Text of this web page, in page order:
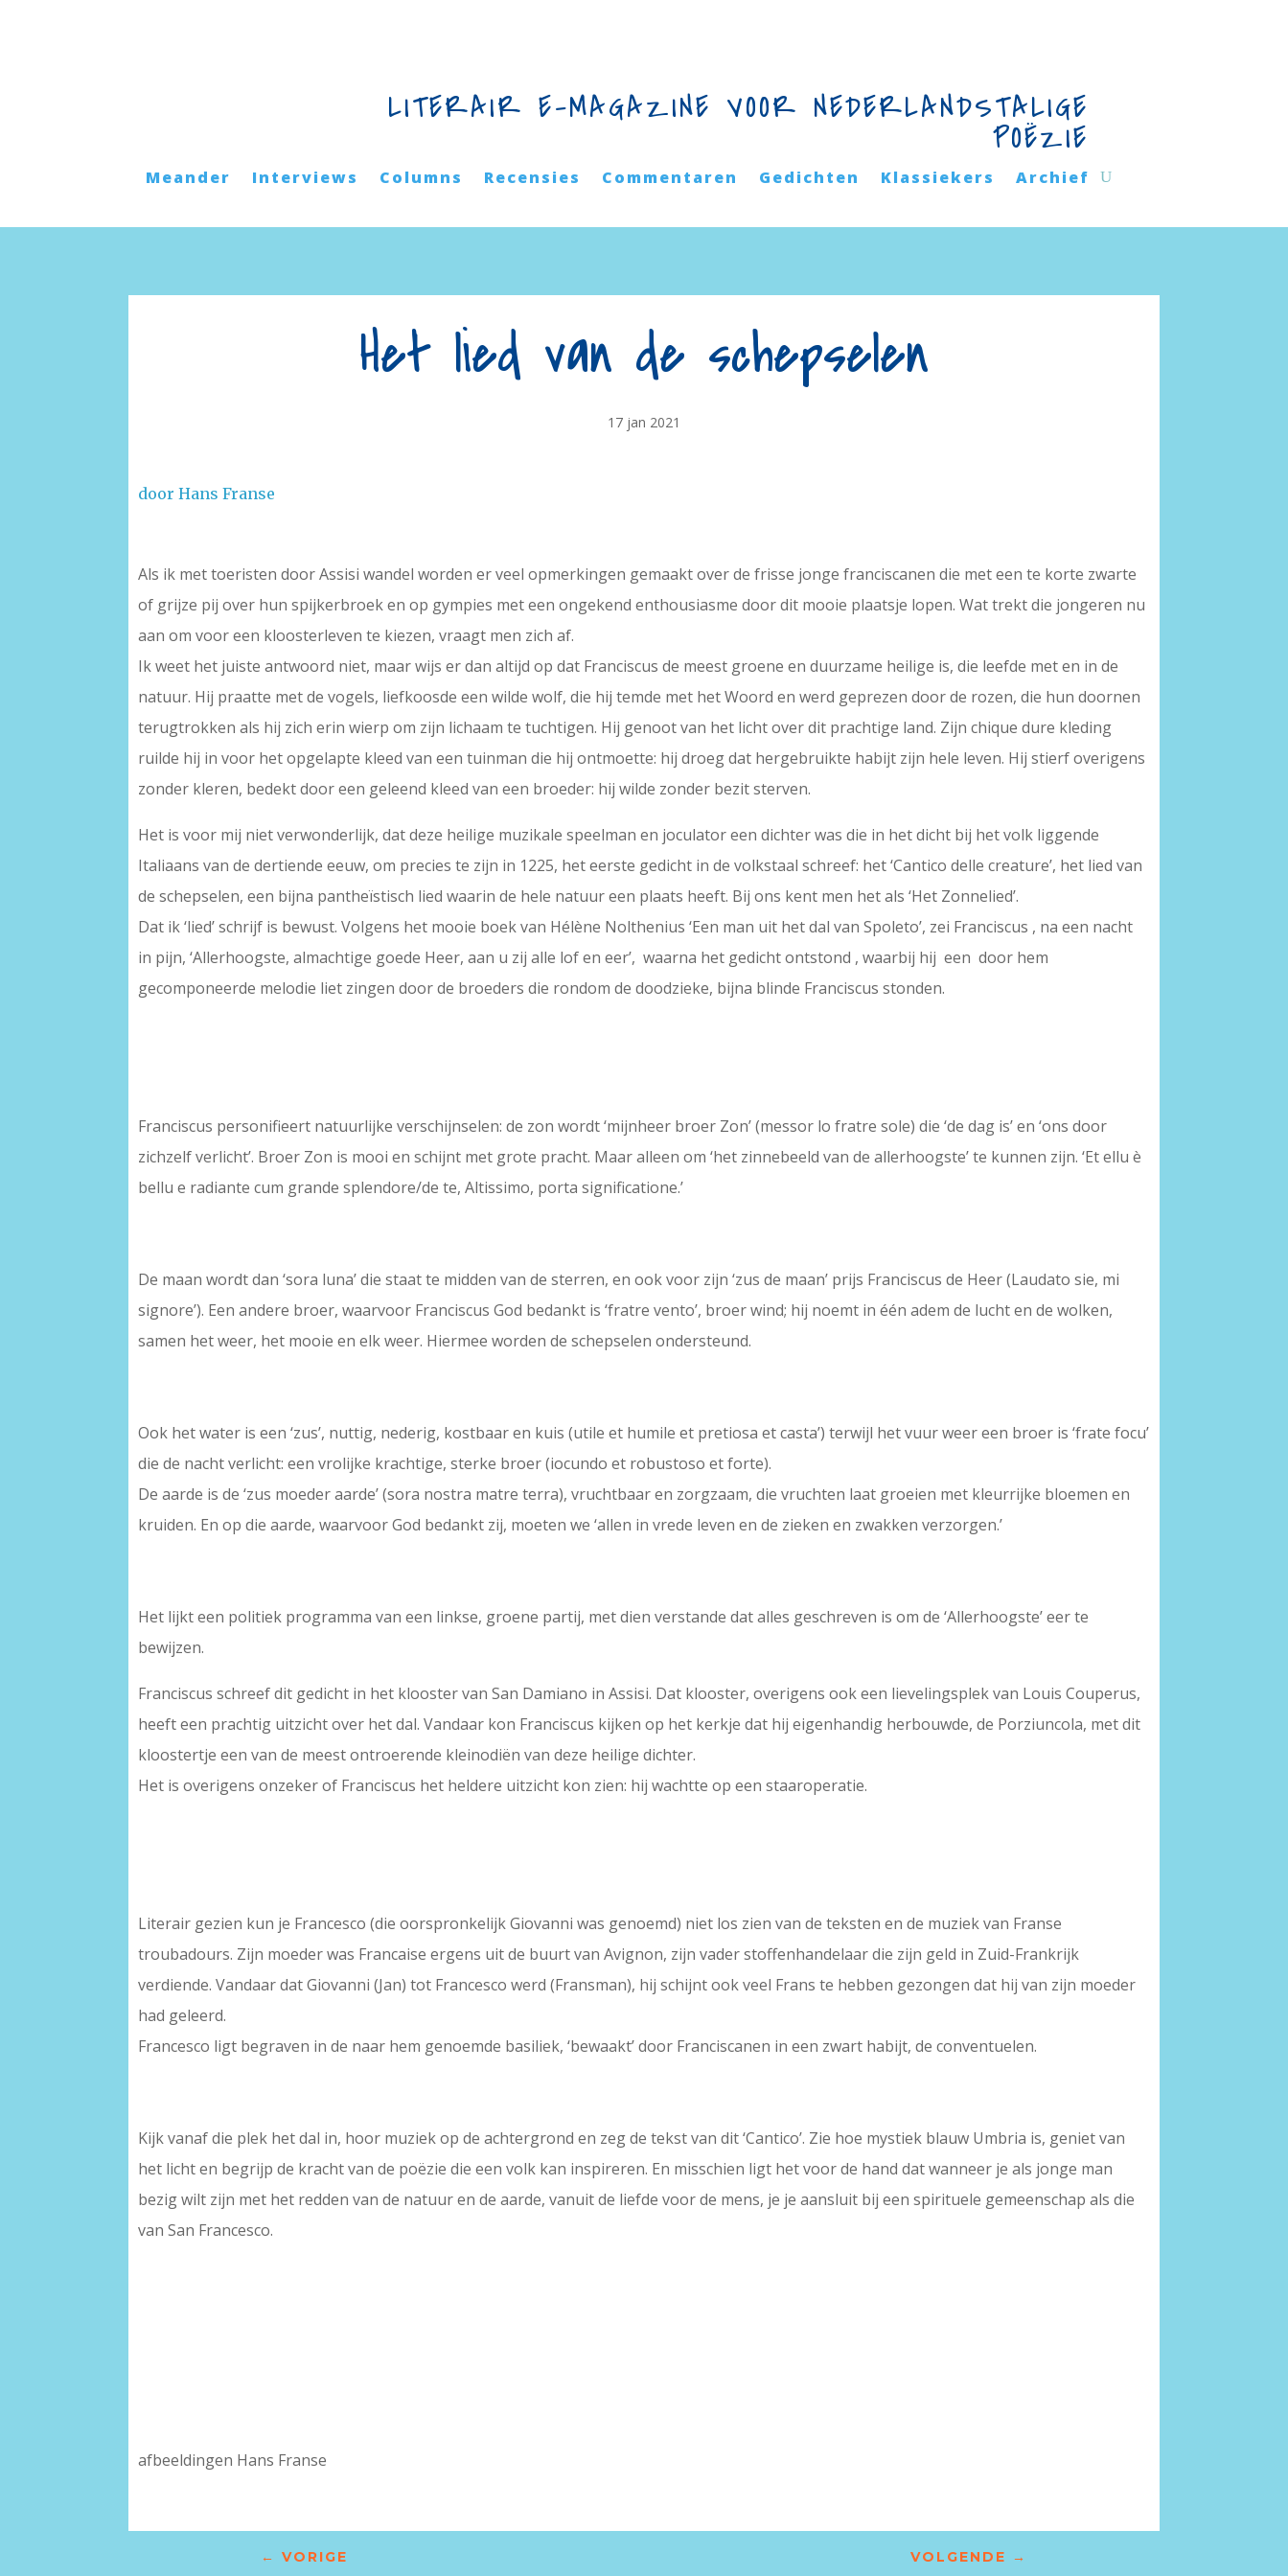
LITERAIR E-MAGAZINE VOOR NEDERLANDSTALIGE
POËZIE
Meander Interviews Columns Recensies Commentaren Gedichten Klassiekers Archief
Het lied van de schepselen
17 jan 2021
door Hans Franse
Als ik met toeristen door Assisi wandel worden er veel opmerkingen gemaakt over de frisse jonge franciscanen die met een te korte zwarte
of grijze pij over hun spijkerbroek en op gympies met een ongekend enthousiasme door dit mooie plaatsje lopen. Wat trekt die jongeren nu
aan om voor een kloosterleven te kiezen, vraagt men zich af.
Ik weet het juiste antwoord niet, maar wijs er dan altijd op dat Franciscus de meest groene en duurzame heilige is, die leefde met en in de
natuur. Hij praatte met de vogels, liefkoosde een wilde wolf, die hij temde met het Woord en werd geprezen door de rozen, die hun doornen
terugtrokken als hij zich erin wierp om zijn lichaam te tuchtigen. Hij genoot van het licht over dit prachtige land. Zijn chique dure kleding
ruilde hij in voor het opgelapte kleed van een tuinman die hij ontmoette: hij droeg dat hergebruikte habijt zijn hele leven. Hij stierf overigens
zonder kleren, bedekt door een geleend kleed van een broeder: hij wilde zonder bezit sterven.
Het is voor mij niet verwonderlijk, dat deze heilige muzikale speelman en joculator een dichter was die in het dicht bij het volk liggende
Italiaans van de dertiende eeuw, om precies te zijn in 1225, het eerste gedicht in de volkstaal schreef: het ‘Cantico delle creature’, het lied van
de schepselen, een bijna pantheïstisch lied waarin de hele natuur een plaats heeft. Bij ons kent men het als ‘Het Zonnelied’.
Dat ik ‘lied’ schrijf is bewust. Volgens het mooie boek van Hélène Nolthenius ‘Een man uit het dal van Spoleto’, zei Franciscus , na een nacht
in pijn, ‘Allerhoogste, almachtige goede Heer, aan u zij alle lof en eer’, waarna het gedicht ontstond , waarbij hij een door hem
gecomponeerde melodie liet zingen door de broeders die rondom de doodzieke, bijna blinde Franciscus stonden.
Franciscus personifieert natuurlijke verschijnselen: de zon wordt ‘mijnheer broer Zon’ (messor lo fratre sole) die ‘de dag is’ en ‘ons door
zichzelf verlicht’. Broer Zon is mooi en schijnt met grote pracht. Maar alleen om ‘het zinnebeeld van de allerhoogste’ te kunnen zijn. ‘Et ellu è
bellu e radiante cum grande splendore/de te, Altissimo, porta significatione.’
De maan wordt dan ‘sora luna’ die staat te midden van de sterren, en ook voor zijn ‘zus de maan’ prijs Franciscus de Heer (Laudato sie, mi
signore’). Een andere broer, waarvoor Franciscus God bedankt is ‘fratre vento’, broer wind; hij noemt in één adem de lucht en de wolken,
samen het weer, het mooie en elk weer. Hiermee worden de schepselen ondersteund.
Ook het water is een ‘zus’, nuttig, nederig, kostbaar en kuis (utile et humile et pretiosa et casta’) terwijl het vuur weer een broer is ‘frate focu’
die de nacht verlicht: een vrolijke krachtige, sterke broer (iocundo et robustoso et forte).
De aarde is de ‘zus moeder aarde’ (sora nostra matre terra), vruchtbaar en zorgzaam, die vruchten laat groeien met kleurrijke bloemen en
kruiden. En op die aarde, waarvoor God bedankt zij, moeten we ‘allen in vrede leven en de zieken en zwakken verzorgen.’
Het lijkt een politiek programma van een linkse, groene partij, met dien verstande dat alles geschreven is om de ‘Allerhoogste’ eer te
bewijzen.
Franciscus schreef dit gedicht in het klooster van San Damiano in Assisi. Dat klooster, overigens ook een lievelingsplek van Louis Couperus,
heeft een prachtig uitzicht over het dal. Vandaar kon Franciscus kijken op het kerkje dat hij eigenhandig herbouwde, de Porziuncola, met dit
kloostertje een van de meest ontroerende kleinodiën van deze heilige dichter.
Het is overigens onzeker of Franciscus het heldere uitzicht kon zien: hij wachtte op een staaroperatie.
Literair gezien kun je Francesco (die oorspronkelijk Giovanni was genoemd) niet los zien van de teksten en de muziek van Franse
troubadours. Zijn moeder was Francaise ergens uit de buurt van Avignon, zijn vader stoffenhandelaar die zijn geld in Zuid-Frankrijk
verdiende. Vandaar dat Giovanni (Jan) tot Francesco werd (Fransman), hij schijnt ook veel Frans te hebben gezongen dat hij van zijn moeder
had geleerd.
Francesco ligt begraven in de naar hem genoemde basiliek, ‘bewaakt’ door Franciscanen in een zwart habijt, de conventuelen.
Kijk vanaf die plek het dal in, hoor muziek op de achtergrond en zeg de tekst van dit ‘Cantico’. Zie hoe mystiek blauw Umbria is, geniet van
het licht en begrijp de kracht van de poëzie die een volk kan inspireren. En misschien ligt het voor de hand dat wanneer je als jonge man
bezig wilt zijn met het redden van de natuur en de aarde, vanuit de liefde voor de mens, je je aansluit bij een spirituele gemeenschap als die
van San Francesco.
afbeeldingen Hans Franse
← VORIGE VOLGENDE →